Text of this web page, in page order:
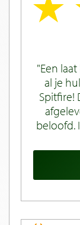
Een
al je
Spitfire!
beloofd.